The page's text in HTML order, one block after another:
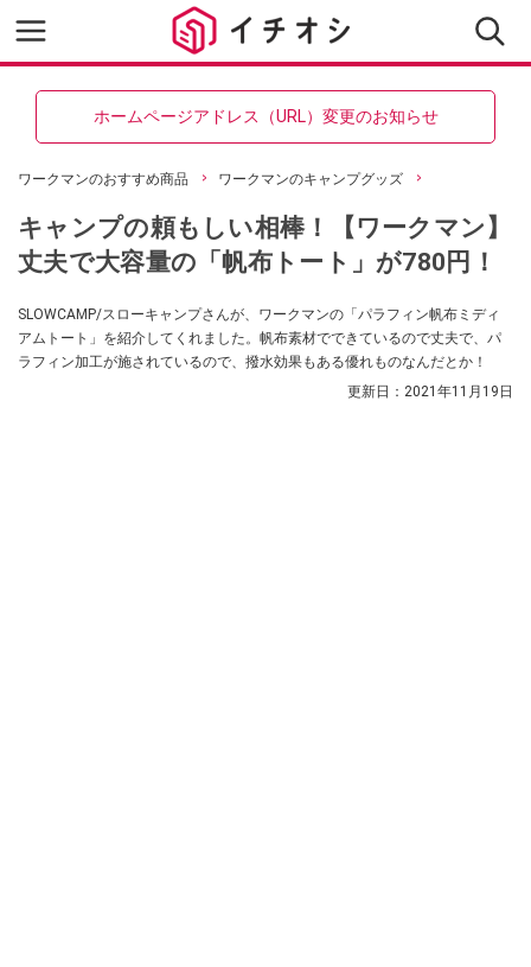
ホームページアドレス（URL）変更のお知らせ
ワークマンのおすすめ商品 ワークマンのキャンプグッズ
キャンプの頼もしい相棒！【ワークマン】
丈夫で大容量の「帆布トート」が780円！
SLOWCAMP/スローキャンプさんが、ワークマンの「パラフィン帆布ミディ
アムトート」を紹介してくれました。帆布素材でできているので丈夫で、パ
ラフィン加工が施されているので、撥水効果もある優れものなんだとか！
更新日： 2021年11月19日